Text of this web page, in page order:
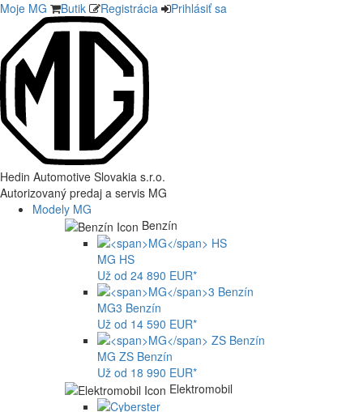
Moje MG Butik Registrácia Prihlásiť sa
Hedin Automotive Slovakia s.r.o.
Autorizovaný predaj a servis MG
Modely MG
Benzín
MG HS
Už od 24 890 EUR*
MG3 Benzín
Už od 14 590 EUR*
MG ZS Benzín
Už od 18 990 EUR*
Elektromobil